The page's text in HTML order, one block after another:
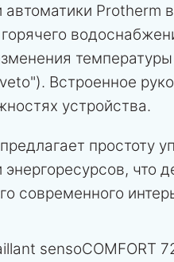
Protherm
Встроенное
устройства.
простоту
что
современного
sensoCOMFORT